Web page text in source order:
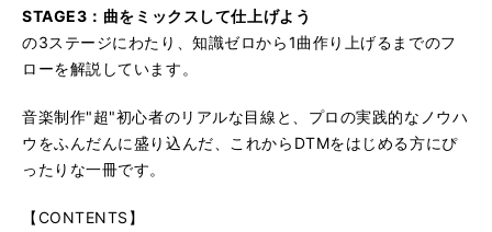
STAGE3：曲をミックスして仕上げよう
の3ステージにわたり、知識ゼロから1曲作り上げるまでのフ
ローを解説しています。
音楽制作"超"初心者のリアルな目線と、プロの実践的なノウハ
ウをふんだんに盛り込んだ、これからDTMをはじめる方にぴ
ったりな一冊です。
【CONTENTS】